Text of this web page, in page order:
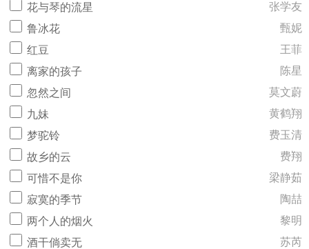
花与琴的流星
张学友
鲁冰花
甄妮
红豆
王菲
离家的孩子
陈星
忽然之间
莫文蔚
九妹
黄鹤翔
梦驼铃
费玉清
故乡的云
费翔
可惜不是你
梁静茹
寂寞的季节
陶喆
两个人的烟火
黎明
酒干倘卖无
苏芮